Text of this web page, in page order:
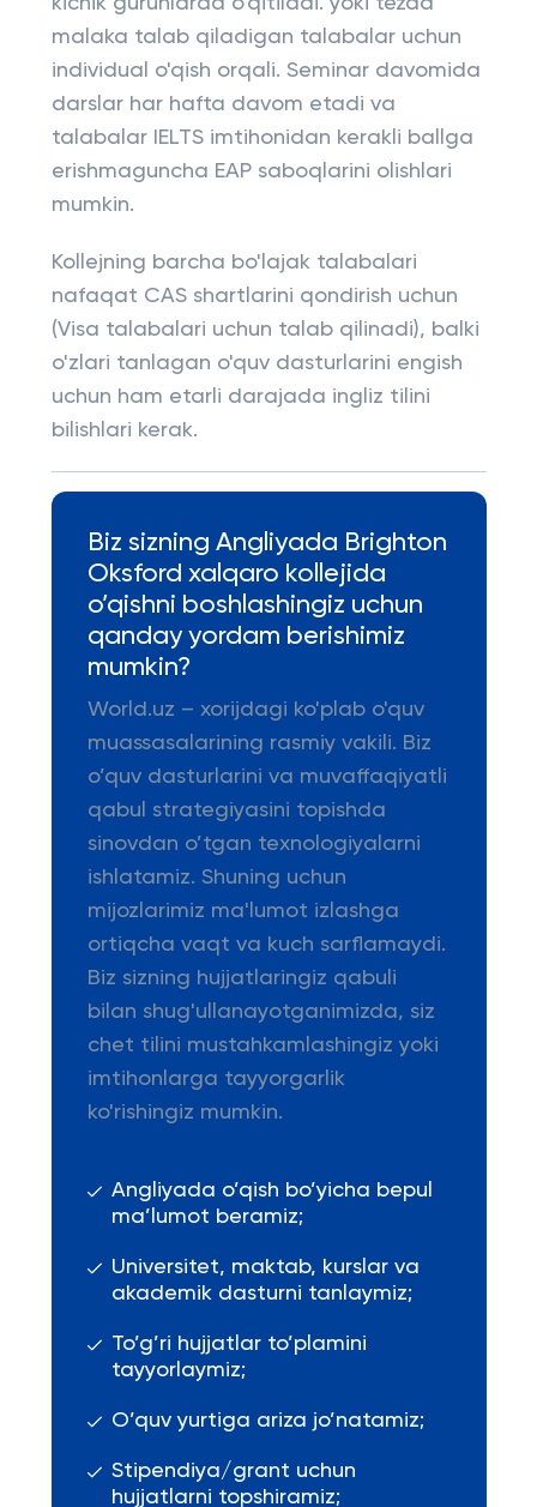
malaka talab qiladigan talabalar uchun
individual o'qish orqali. Seminar davomida
darslar har hafta davom etadi va
talabalar IELTS imtihonidan kerakli ballga
erishmaguncha EAP saboqlarini olishlari
mumkin.
Kollejning barcha bo'lajak talabalari
nafaqat CAS shartlarini qondirish uchun
(Visa talabalari uchun talab qilinadi), balki
o'zlari tanlagan o'quv dasturlarini engish
uchun ham etarli darajada ingliz tilini
bilishlari kerak.
Biz sizning Angliyada Brighton
Oksford xalqaro kollejida
o’qishni boshlashingiz uchun
qanday yordam berishimiz
mumkin?
World.uz – xorijdagi ko'plab o'quv
muassasalarining rasmiy vakili. Biz
o’quv dasturlarini va muvaffaqiyatli
qabul strategiyasini topishda
sinovdan o’tgan texnologiyalarni
ishlatamiz. Shuning uchun
mijozlarimiz ma'lumot izlashga
ortiqcha vaqt va kuch sarflamaydi.
Biz sizning hujjatlaringiz qabuli
bilan shug'ullanayotganimizda, siz
chet tilini mustahkamlashingiz yoki
imtihonlarga tayyorgarlik
ko'rishingiz mumkin.
Angliyada o’qish bo’yicha bepul
ma’lumot beramiz;
Universitet, maktab, kurslar va
akademik dasturni tanlaymiz;
To’g’ri hujjatlar to’plamini
tayyorlaymiz;
O’quv yurtiga ariza jo’natamiz;
Stipendiya/grant uchun
hujjatlarni topshiramiz;